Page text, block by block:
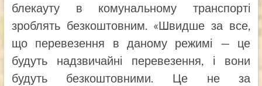
блекауту в комунальному транспорті
зроблять безкоштовним. «Швидше за все,
що перевезення в даному режимі — це
будуть надзвичайні перевезення, і вони
будуть безкоштовними. Це не за